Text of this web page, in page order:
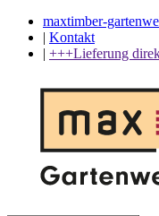
maxtimber-
| Kontakt
| +++Lieferung